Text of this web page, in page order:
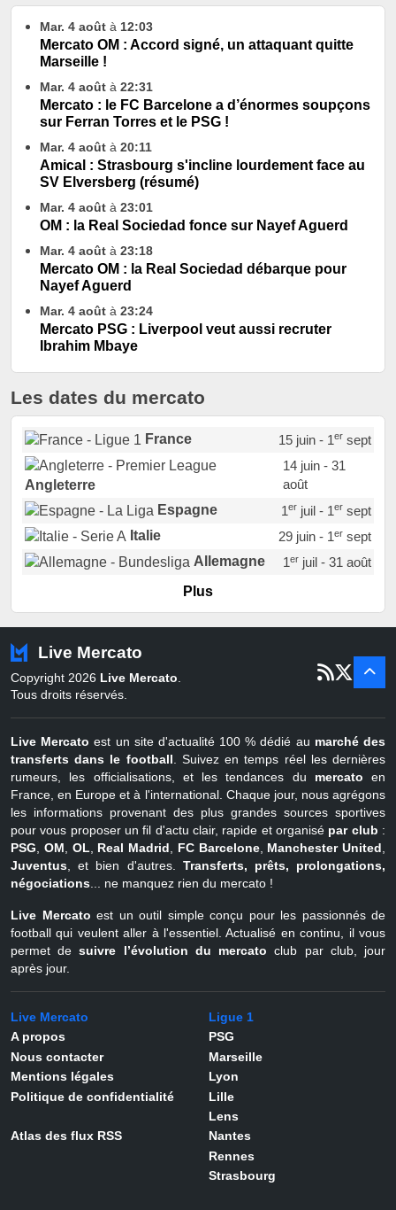
Mar. 4 août à 12:03
Mercato OM : Accord signé, un attaquant quitte
Marseille !
Mar. 4 août à 22:31
Mercato : le FC Barcelone a d’énormes soupçons
sur Ferran Torres et le PSG !
Mar. 4 août à 20:11
Amical : Strasbourg s'incline lourdement face au
SV Elversberg (résumé)
Mar. 4 août à 23:01
OM : la Real Sociedad fonce sur Nayef Aguerd
Mar. 4 août à 23:18
Mercato OM : la Real Sociedad débarque pour
Nayef Aguerd
Mar. 4 août à 23:24
Mercato PSG : Liverpool veut aussi recruter
Ibrahim Mbaye
Les dates du mercato
France 15 juin - 1ersept
Angleterre
14 juin - 31
août
Espagne
1erjuil - 1ersept
Italie
29 juin - 1ersept
Allemagne
1erjuil - 31 août
Portugal
Pays-Bas
22 juin - 2 sept
Belgique
juil - 31
Plus
Live Mercato
Copyright 2026 Live Mercato
Tous droits réservés.
Live Mercato est un site d'actualité 100 % dédié au marché des
transferts dans le football . Suivez en temps réel les dernières
rumeurs, les officialisations, et les tendances du mercato en
France, en Europe et à l'international. Chaque jour, nous agrégons
les informations provenant des plus grandes sources sportives
pour vous proposer un fil d'actu clair, rapide et organisé par club :
PSG
OM OL Real Madrid FC Barcelone, Manchester United
Juventus , et bien d'autres. Transferts, prêts, prolongations,
négociations ... ne manquez rien du mercato !
Live Mercato est un outil simple conçu pour les passionnés de
football qui veulent aller à l'essentiel. Actualisé en continu, il vous
permet desuivre l’évolution du mercato club par club, jour
après jour.
Live Mercato
A propos
Nous contacter
Mentions légales
Politique de confidentialité
Atlas des flux RSS
Ligue 1
PSG
Marseille
Lyon
Lille
Lens
Nantes
Rennes
Strasbourg